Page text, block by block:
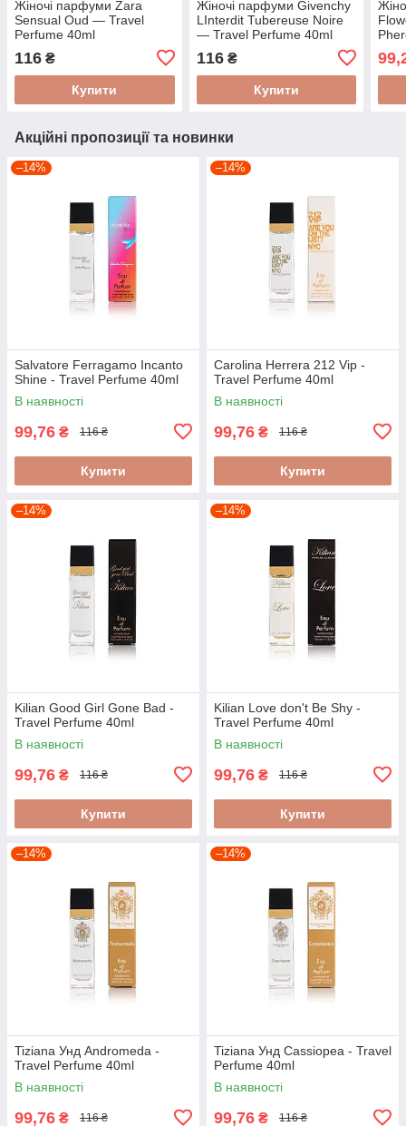
Жіночі парфуми Zara
Sensual Oud — Travel
Perfume 40ml
116 ₴
Купити
Жіночі парфуми Givenchy
LInterdit Tubereuse Noire
— Travel Perfume 40ml
116₴
Купити
Акційні пропозиції та новинки
–14%
Salvatore Ferragamo Incanto
Shine - Travel Perfume 40ml
В наявності
99,76 ₴ 116 ₴
Купити
–14%
Carolina Herrera 212 Vip -
Travel Perfume 40ml
В наявності
99,76 ₴ 116 ₴
Купити
–14%
Kilian Good Girl Gone Bad -
Travel Perfume 40ml
В наявності
99,76 ₴ 116 ₴
Купити
–14%
Kilian Love don't Be Shy -
Travel Perfume 40ml
В наявності
99,76 ₴ 116 ₴
Купити
–14%
Tiziana Унд Andromeda -
Travel Perfume 40ml
В наявності
99,76 ₴ 116 ₴
–14%
Tiziana Унд Cassiopea - Travel
Perfume 40ml
В наявності
99,76 ₴ 116 ₴